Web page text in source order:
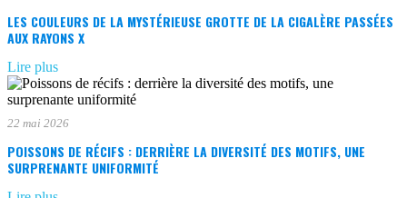
LES COULEURS DE LA MYSTÉRIEUSE GROTTE DE LA CIGALÈRE PASSÉES
AUX RAYONS X
Lire plus
22 mai 2026
POISSONS DE RÉCIFS : DERRIÈRE LA DIVERSITÉ DES MOTIFS, UNE
SURPRENANTE UNIFORMITÉ